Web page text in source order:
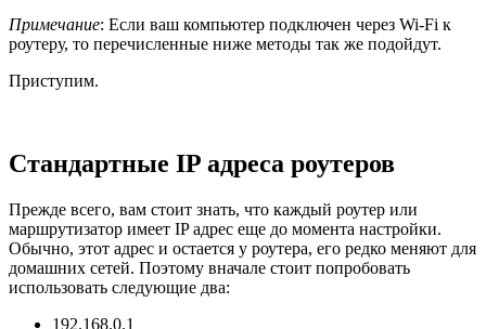
Примечание: Если ваш компьютер подключен через Wi-Fi к
роутеру, то перечисленные ниже методы так же подойдут.
Приступим.
Стандартные IP адреса роутеров
Прежде всего, вам стоит знать, что каждый роутер или
маршрутизатор имеет IP адрес еще до момента настройки.
Обычно, этот адрес и остается у роутера, его редко меняют для
домашних сетей. Поэтому вначале стоит попробовать
использовать следующие два:
192.168.0.1